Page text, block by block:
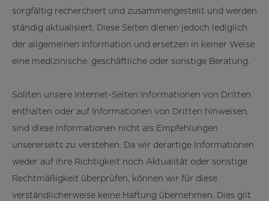
sorgfältig recherchiert und zusammengestellt und werden
ständig aktualisiert. Diese Seiten dienen jedoch lediglich
der allgemeinen Information und ersetzen in keiner Weise
eine medizinische, geschäftliche oder sonstige Beratung.
Sollten unsere Internet-Seiten Informationen von Dritten
enthalten oder auf Informationen von Dritten hinweisen,
sind diese Informationen nicht als Empfehlungen
unsererseits zu verstehen. Da wir derartige Informationen
weder auf ihre Richtigkeit noch Aktualität oder sonstige
Rechtmäßigkeit überprüfen, können wir für diese
verständlicherweise keine Haftung übernehmen. Dies gilt